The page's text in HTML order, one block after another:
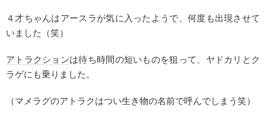
４才ちゃんはアースラが気に入ったようで、何度も出現させて
いました（笑）
アトラクションは待ち時間の短いものを狙って、ヤドカリとク
ラゲにも乗りました。
（マメラグのアトラクはつい生き物の名前で呼んでしまう笑）